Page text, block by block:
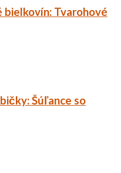
bielkovín: Tvarohové
Šúľance so